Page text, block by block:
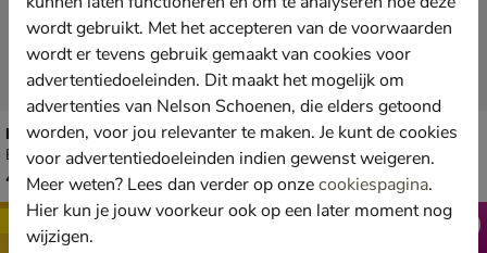
Nelson Kids
Babyschoenen - bruin
€ 49,99
49 , 99
Dolcis
Sandalen - goud
van € 39,99 voor € 27,99
39 27,
Sale Sale
wordt gebruikt. Met het accepteren van de voorwaarden
wordt er tevens gebruik gemaakt van cookies voor
advertentiedoeleinden. Dit maakt het mogelijk om
advertenties van Nelson Schoenen, die elders getoond
worden, voor jou relevanter te maken. Je kunt de cookies
voor advertentiedoeleinden indien gewenst weigeren.
Meer weten? Lees dan verder op onzecookiespagina.
Hier kun je jouw voorkeur ook op een later moment nog
wijzigen.